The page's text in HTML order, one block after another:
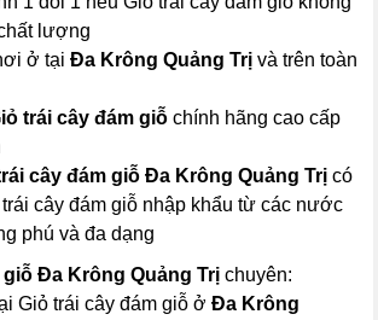
lượng
ở tạiĐa Krông Quảng Trị và trên toàn
trái cây đám giỗ chính hãng cao cấp
cây đám giỗ Đa Krông Quảng Trị có
cây đám giỗ nhập khẩu từ các nước
phú và đa dạng
giỗ Đa Krông Quảng Trịchuyên:
Giỏ trái cây đám giỗ ởĐa Krông